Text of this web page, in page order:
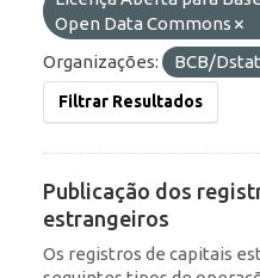
Open Data Commons
Organizações:
BCB/Dstat
Filtrar Resultados
Publicação dos
estrangeiros
Os registros de capitais